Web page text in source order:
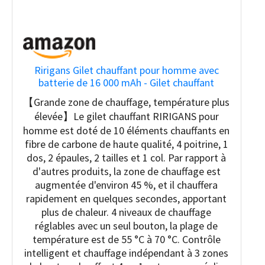
Ririgans Gilet chauffant pour homme avec
batterie de 16 000 mAh - Gilet chauffant
électrique léger pour homme, pour la chasse
en plein air, le ski, noir, Medium
【Grande zone de chauffage, température plus
élevée】Le gilet chauffant RIRIGANS pour
homme est doté de 10 éléments chauffants en
fibre de carbone de haute qualité, 4 poitrine, 1
dos, 2 épaules, 2 tailles et 1 col. Par rapport à
d'autres produits, la zone de chauffage est
augmentée d'environ 45 %, et il chauffera
rapidement en quelques secondes, apportant
plus de chaleur. 4 niveaux de chauffage
réglables avec un seul bouton, la plage de
température est de 55 °C à 70 °C. Contrôle
intelligent et chauffage indépendant à 3 zones